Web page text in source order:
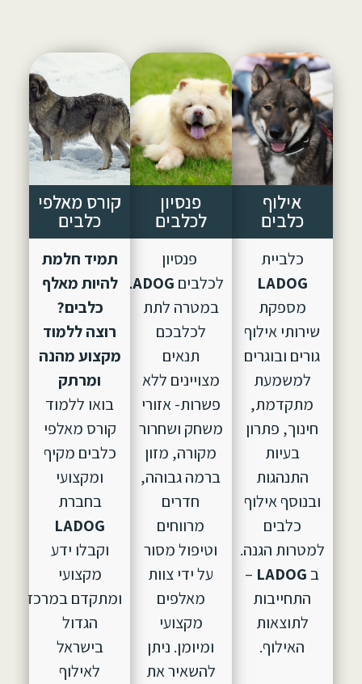
אילוף
כלבים
כלביית
LADOG
מספקת
שירותי אילוף
גורים ובוגרים
למשמעת
מתקדמת,
חינוך, פתרון
בעיות
התנהגות
ובנוסף אילוף
כלבים
למטרות הגנה.
ב LADOG
–
התחייבות
לתוצאות
האילוף.
פנסיון
לכלבים
פנסיון
לכלבים LADOG, הוקם
במטרה לתת
לכלבכם
תנאים
מצויינים ללא
פשרות- אזורי
משחק ושחרור
מקורה, מזון
ברמה גבוהה,
חדרים
מרווחים
וטיפול מסור
על ידי צוות
מאלפים
מקצועי
ומיומן. ניתן
להשאיר את
קורס מאלפי
כלבים
תמיד חלמת
להיות מאלף
כלבים?
רוצה ללמוד
מקצוע מהנה
ומרתק
בואו ללמוד
קורס מאלפי
כלבים מקיף
ומקצועי
בחברת
LADOG
וקבלו ידע
מקצועי
ומתקדם במרכז
הגדול
בישראל
לאילוף